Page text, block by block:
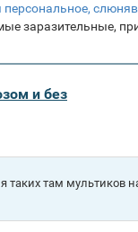
персональное,
и без
таких там мультиков